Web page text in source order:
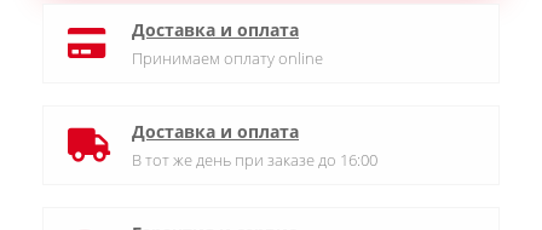
Доставка и оплата
Принимаем оплату online
Доставка и оплата
В тот же день при заказе до 16:00